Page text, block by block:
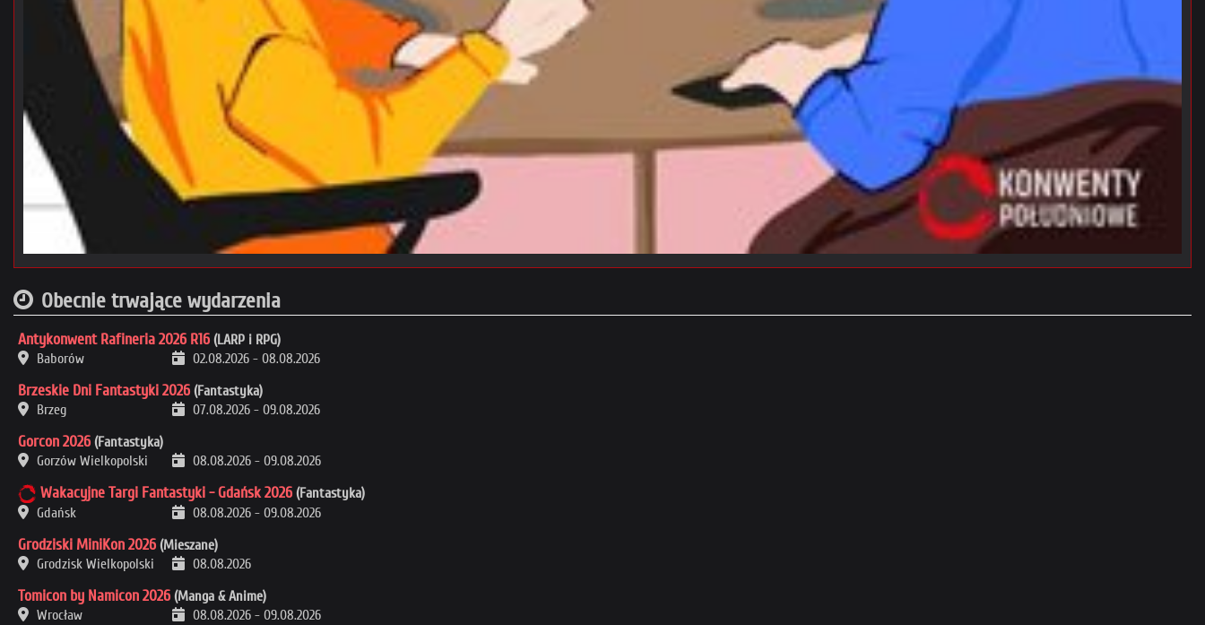
Obecnie trwające wydarzenia
Antykonwent Rafineria 2026 R16 (LARP i RPG)
Baborów
02.08.2026 - 08.08.2026
Brzeskie Dni Fantastyki 2026 (Fantastyka)
Brzeg
07.08.2026 - 09.08.2026
Gorcon 2026 (Fantastyka)
Gorzów Wielkopolski
08.08.2026 - 09.08.2026
Wakacyjne Targi Fantastyki - Gdańsk 2026 (Fantastyka)
Gdańsk
08.08.2026 - 09.08.2026
Grodziski MiniKon 2026 (Mieszane)
Grodzisk Wielkopolski
08.08.2026
Tomicon by Namicon 2026 (Manga & Anime)
Wrocław
08.08.2026 - 09.08.2026